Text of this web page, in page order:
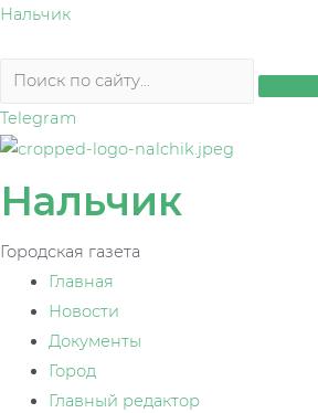
Перейти
содержимому
Нальчик
Telegram
Нальчик
Городская газета
Главная
Новости
Документы
Город
Главный редактор